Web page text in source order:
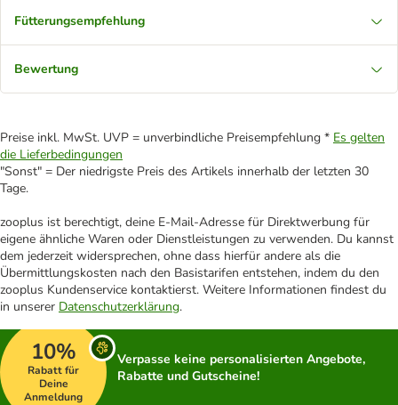
Fütterungsempfehlung
Bewertung
Preise inkl. MwSt. UVP = unverbindliche Preisempfehlung * Es gelten
die Lieferbedingungen
"Sonst" = Der niedrigste Preis des Artikels innerhalb der letzten 30
Tage.
zooplus ist berechtigt, deine E-Mail-Adresse für Direktwerbung für
eigene ähnliche Waren oder Dienstleistungen zu verwenden. Du kannst
dem jederzeit widersprechen, ohne dass hierfür andere als die
Übermittlungskosten nach den Basistarifen entstehen, indem du den
zooplus Kundenservice kontaktierst. Weitere Informationen findest du
in unserer Datenschutzerklärung.
10%
Rabatt für
Deine
Anmeldung
Verpasse keine personalisierten Angebote,
Rabatte und Gutscheine!